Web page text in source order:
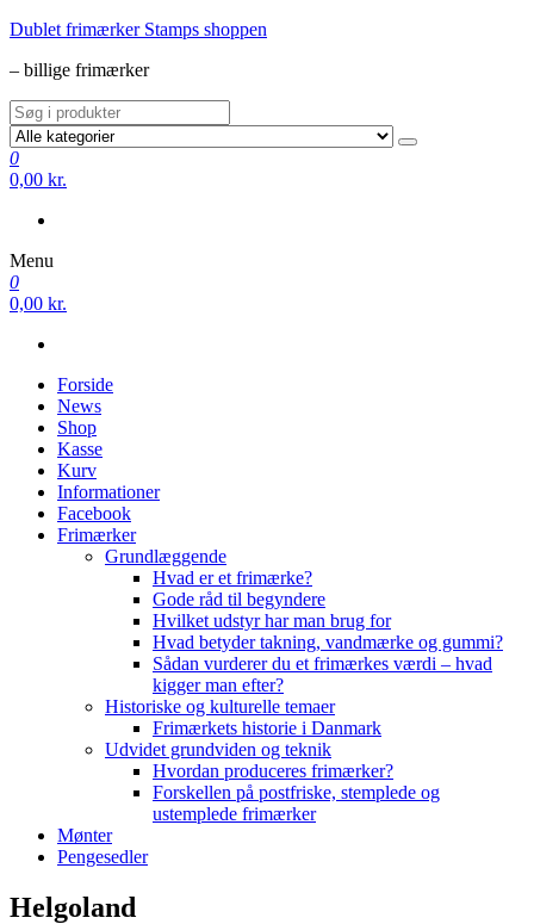
Videre
indhold
Dublet frimærker Stamps shoppen
– billige frimærker
0
0,00 kr.
Menu
0
0,00 kr.
Forside
News
Shop
Kasse
Kurv
Informationer
Facebook
Frimærker
Grundlæggende
Hvad er et frimærke?
Gode råd til begyndere
Hvilket udstyr har man brug for
Hvad betyder takning, vandmærke og gummi?
Sådan vurderer du et frimærkes værdi – hvad
kigger man efter?
Historiske og kulturelle temaer
Frimærkets historie i Danmark
Udvidet grundviden og teknik
Hvordan produceres frimærker?
Forskellen på postfriske, stemplede og
ustemplede frimærker
Mønter
Pengesedler
Helgoland